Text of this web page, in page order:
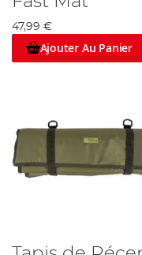
47,99 €
Ajouter Au Panier